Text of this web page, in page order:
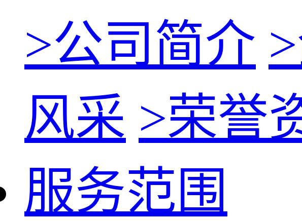
>公司简介 >
风采 >荣誉
服务范围